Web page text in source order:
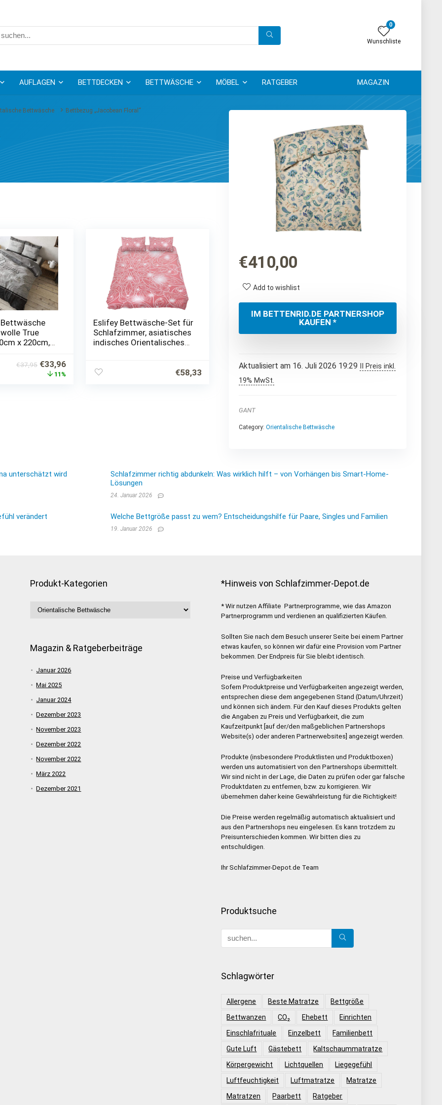
0
Wunschliste
AUFLAGEN BETTDECKEN BETTWÄSCHE MÖBEL RATGEBER MAGAZIN
Bettwäsche Bettbezug „Jacobean Floral“
€410,00
Add to wishlist
IM BETTENRID.DE PARTNERSHOP
KAUFEN *
Aktualisiert am 16. Juli 2026 19:29
II Preis inkl.
19% MwSt.
GANT
Category: Orientalische Bettwäsche
Bettwäsche
True
x 220cm,
60cm x
€37,95 Ursprünglicher
Preis
€33,96Aktueller
Preis
11%
Eslifey Bettwäsche-Set für
Schlafzimmer, asiatisches
indisches Orientalisches
Gewebe, Mehrfarbig,…
€58,33
unterschätzt wird
Schlafzimmer richtig abdunkeln: Was wirklich hilft – von Vorhängen bis Smart-Home-
Lösungen
24. Januar 2026
verändert Welche Bettgröße passt zu wem? Entscheidungshilfe für Paare, Singles und Familien
19. Januar 2026
Produkt-Kategorien
Magazin & Ratgeberbeiträge
Januar 2026
Mai 2025
Januar 2024
Dezember 2023
November 2023
Dezember 2022
November 2022
März 2022
Dezember 2021
*Hinweis von Schlafzimmer-Depot.de
* Wir nutzen Affiliate Partnerprogramme, wie das Amazon
Partnerprogramm und verdienen an qualifizierten Käufen.
Sollten Sie nach dem Besuch unserer Seite bei einem Partner
etwas kaufen, so können wir dafür eine Provision vom Partner
bekommen. Der Endpreis für Sie bleibt identisch.
Preise und Verfügbarkeiten
Sofern Produktpreise und Verfügbarkeiten angezeigt werden,
entsprechen diese dem angegebenen Stand (Datum/Uhrzeit)
und können sich ändern. Für den Kauf dieses Produkts gelten
die Angaben zu Preis und Verfügbarkeit, die zum
Kaufzeitpunkt [auf der/den maßgeblichen Partnershops
Website(s) oder anderen Partnerwebsites] angezeigt werden.
Produkte (insbesondere Produktlisten und Produktboxen)
werden uns automatisiert von den Partnershops übermittelt.
Wir sind nicht in der Lage, die Daten zu prüfen oder gar falsche
Produktdaten zu entfernen, bzw. zu korrigieren. Wir
übernehmen daher keine Gewährleistung für die Richtigkeit!
Die Preise werden regelmäßig automatisch aktualisiert und
aus den Partnershops neu eingelesen. Es kann trotzdem zu
Preisunterschieden kommen. Wir bitten dies zu
entschuldigen.
Ihr Schlafzimmer-Depot.de Team
Produktsuche
Schlagwörter
Allergene Beste Matratze
Bettgröße
Bettwanzen
CO₂ Ehebett
Einrichten
Einschlafrituale
Einzelbett
Familienbett
Gute Luft
Gästebett
Kaltschaummatratze
Körpergewicht
Lichtquellen
Liegegefühl
Luftfeuchtigkeit
Luftmatratze
Matratze
Matratzen
Paarbett Ratgeber